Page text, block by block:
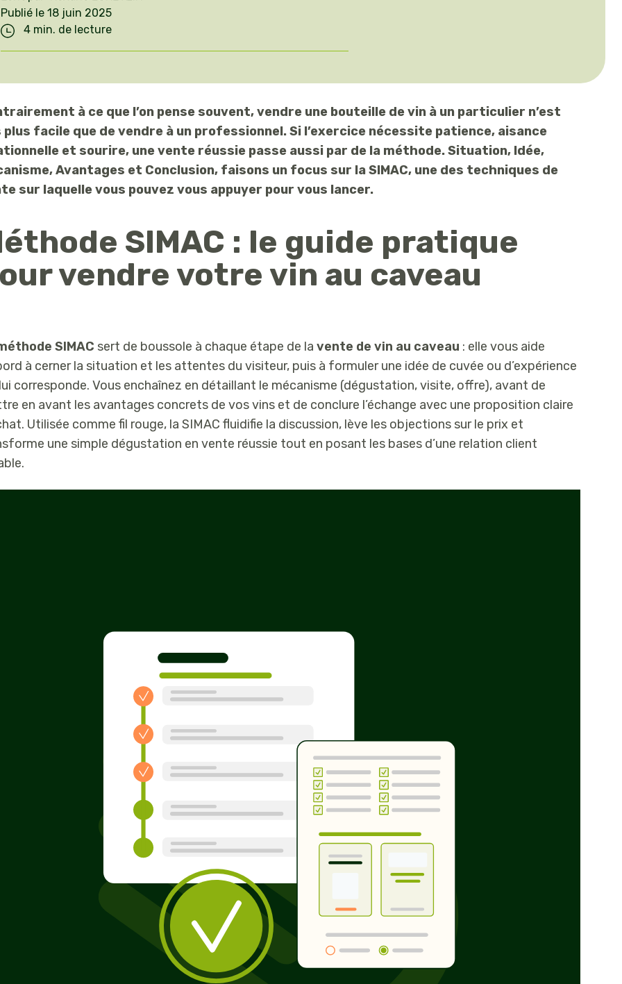
votre
de vos
accompagner
Trouvez le
poste qui vous
correspond et
postulez !
emploi.isagri.fr
Publié le 18 juin 2025
4 min. de lecture
à ce que l’on pense souvent, vendre une bouteille de vin à un particulier n’est
plus facile que de vendre à un professionnel. Si l’exercice nécessite patience, aisance
et sourire, une vente réussie passe aussi par de la méthode. Situation, Idée,
Avantages et Conclusion, faisons un focus sur la SIMAC, une des techniques de
sur laquelle vous pouvez vous appuyer pour vous lancer.
SIMAC : le guide pratique
vendre votre vin au caveau
SIMAC sert de boussole à chaque étape de la vente de vin au caveau : elle vous aide
à cerner la situation et les attentes du visiteur, puis à formuler une idée de cuvée ou d’expérience
corresponde. Vous enchaînez en détaillant le mécanisme (dégustation, visite, offre), avant de
en avant les avantages concrets de vos vins et de conclure l’échange avec une proposition claire
Utilisée comme fil rouge, la SIMAC fluidifie la discussion, lève les objections sur le prix et
une simple dégustation en vente réussie tout en posant les bases d’une relation client